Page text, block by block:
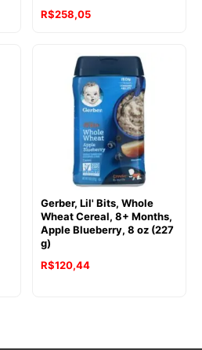
R$258,05
Gerber, Lil' Bits, Whole
Wheat Cereal, 8+ Months,
Apple Blueberry, 8 oz (227
g)
R$120,44